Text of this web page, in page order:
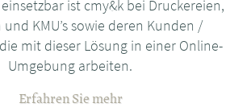
ist cmy&k bei Druckereien,
KMU’s sowie deren Kunden /
mit dieser Lösung in einer Online-
Umgebung arbeiten.
Erfahren Sie mehr